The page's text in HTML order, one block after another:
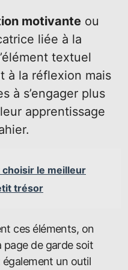
motivante ou
liée à la
textuel
à la réflexion mais
à s’engager plus
apprentissage
le meilleur
trésor
ces éléments, on
page de garde soit
un outil